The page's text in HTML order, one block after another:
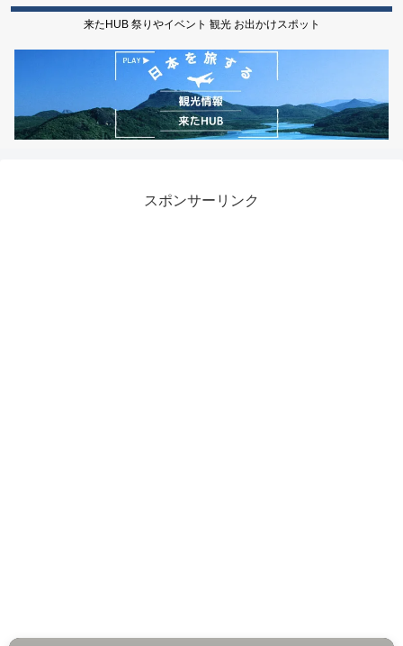
来たHUB 祭りやイベント 観光 お出かけスポット
スポンサーリンク